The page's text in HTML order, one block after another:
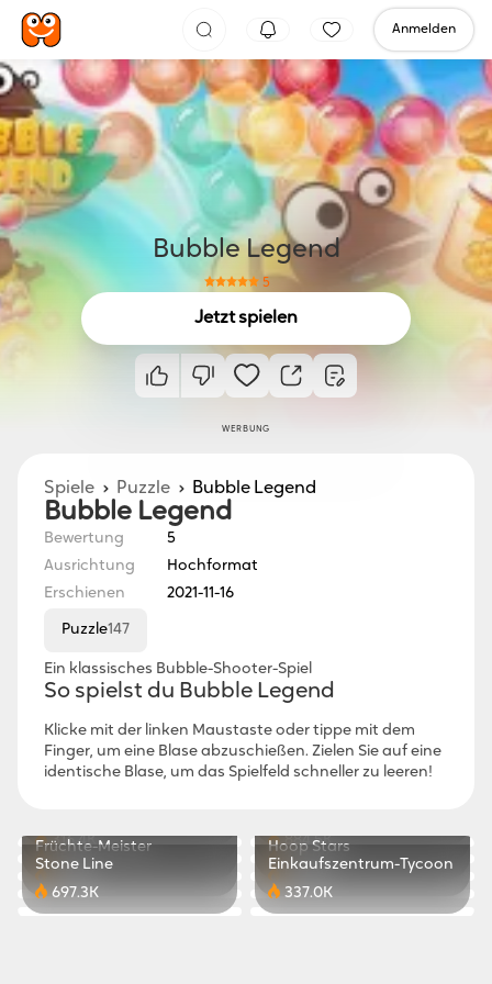
Anmelden
Bubble Legend
5
Jetzt spielen
WERBUNG
Spiele Puzzle Bubble Legend
Bubble Legend
Bewertung
5
Ausrichtung
Hochformat
Erschienen
2021-11-16
Puzzle147
Ein klassisches Bubble-Shooter-Spiel
So spielst du Bubble Legend
Klicke mit der linken Maustaste oder tippe mit dem
Finger, um eine Blase abzuschießen. Zielen Sie auf eine
identische Blase, um das Spielfeld schneller zu leeren!
316.4K
884.5K
457.5K
327.9K
Früchte-Meister
Hoop Stars
Stone Line
697.3K
Einkaufszentrum-Tycoon
337.0K